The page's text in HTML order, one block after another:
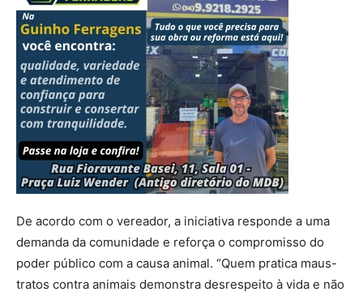
De acordo com o vereador, a iniciativa responde a uma
demanda da comunidade e reforça o compromisso do
poder público com a causa animal. “Quem pratica maus-
tratos contra animais demonstra desrespeito à vida e não